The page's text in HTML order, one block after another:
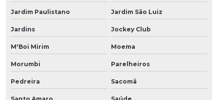
Jardim Paulistano Jardim São Luiz
Jardins Jockey Club
M'Boi Mirim Moema
Morumbi Parelheiros
Pedreira Sacomã